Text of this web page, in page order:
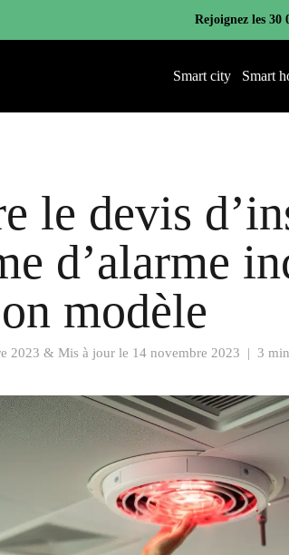
Rejoignez les 30
Smart city Smart
le devis
d’alarme
modèle
2023 & Mis à jour le 14 novembre 2023 | 3